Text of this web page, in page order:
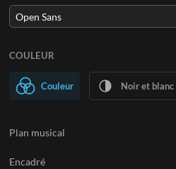
COULEUR
Couleur Noir et blanc
Plan musical
Encadré